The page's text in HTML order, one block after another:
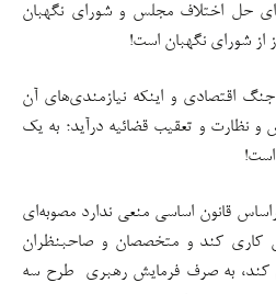
حل اختلاف مجلس و شورای نگهبان
از شورای نگهبان است!
جنگ اقتصادی و اینکه نیازمندی‌های آن
نظارت و تعقیب قضائیه درآید؛ به یک
است!
قانون اساسی منعی ندارد مصوبه‌ای
کند و متخصصان و صاحبنظران
کند، به صرف فرمایش رهبری طرح سه